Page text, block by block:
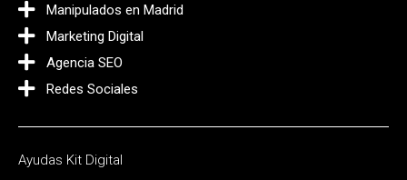
Manipulados en Madrid
Marketing Digital
Agencia SEO
Redes Sociales
Ayudas Kit Digital